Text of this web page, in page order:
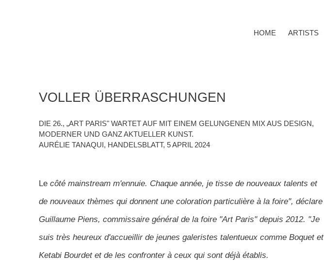
HOME ARTISTS
VOLLER ÜBERRASCHUNGEN
DIE 26., „ART PARIS" WARTET AUF MIT EINEM GELUNGENEN MIX AUS DESIGN,
MODERNER UND GANZ AKTUELLER KUNST.
AURÉLIE TANAQUI, HANDELSBLATT, 5 APRIL 2024
Le côté mainstream m'ennuie. Chaque année, je tisse de nouveaux talents et
de nouveaux thèmes qui donnent une coloration particulière à la foire", déclare
Guillaume Piens, commissaire général de la foire "Art Paris" depuis 2012. "Je
suis très heureux d'accueillir de jeunes galeristes talentueux comme Boquet et
Ketabi Bourdet et de les confronter à ceux qui sont déjà établis.